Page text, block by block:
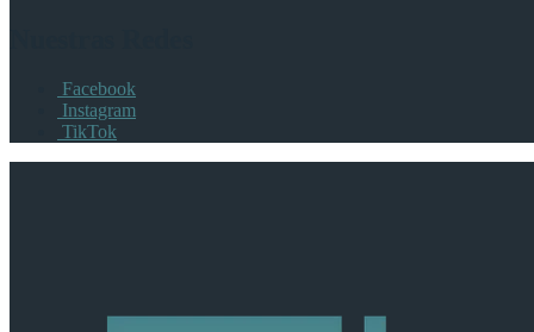
Facebook
Instagram
TikTok